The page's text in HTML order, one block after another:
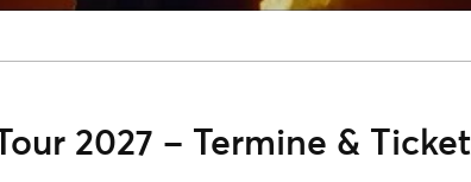
2027 – Termine &